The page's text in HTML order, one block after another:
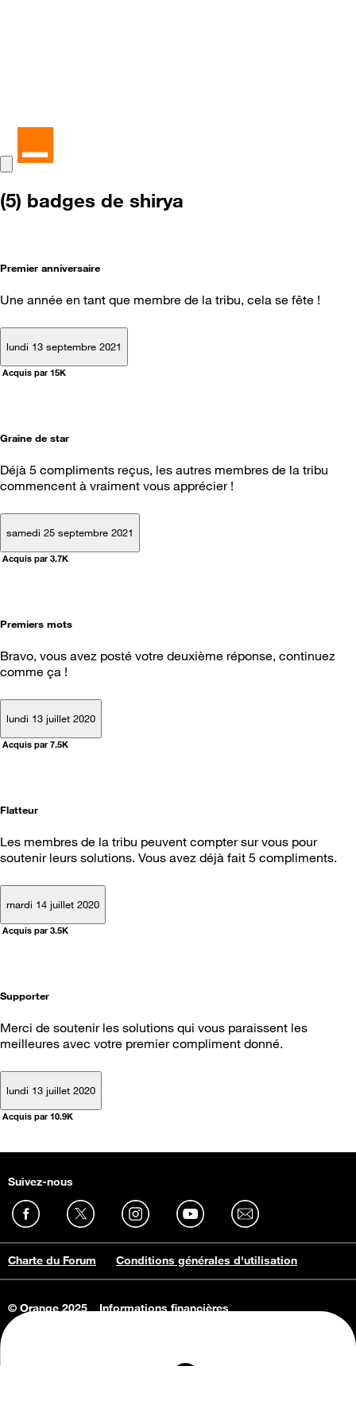
(5) badges de shirya
Premier anniversaire
Une année en tant que membre de la tribu, cela se fête !
lundi 13 septembre 2021
Acquis par 15K
Graine de star
Déjà 5 compliments reçus, les autres membres de la tribu
commencent à vraiment vous apprécier !
samedi 25 septembre 2021
Acquis par 3.7K
Premiers mots
Bravo, vous avez posté votre deuxième réponse, continuez
comme ça !
lundi 13 juillet 2020
Acquis par 7.5K
Flatteur
Les membres de la tribu peuvent compter sur vous pour
soutenir leurs solutions. Vous avez déjà fait 5 compliments.
mardi 14 juillet 2020
Acquis par 3.5K
Supporter
Merci de soutenir les solutions qui vous paraissent les
meilleures avec votre premier compliment donné.
lundi 13 juillet 2020
Acquis par 10.9K
Suivez-nous
Charte du Forum Conditions générales d'utilisation
© Orange 2025
Informations financières